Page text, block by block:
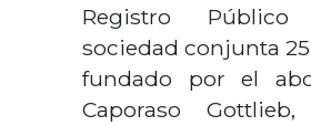
Registro
sociedad conjunta
fundado por el
Caporaso